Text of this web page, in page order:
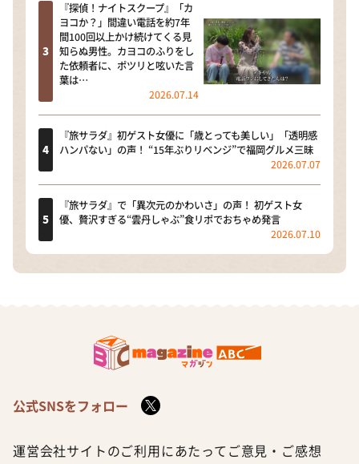
『探偵！ナイトスクープ』「カ
ヨコか？」間違い電話を約7年
間100回以上かけ続けてくる見
知らぬ男性。カヨコのふりをし
た依頼者に、ポツリと呟いた言
葉は…
2026.07.14
『旅サラダ』初ゲスト女優に「歳とっても美しい」「透明感
ハンパない」の声！ “15年ぶりリベンジ”で福岡グルメ三昧
2026.07.07
『旅サラダ』で「異次元のかわいさ」の声！ 初ゲスト女
優、贅沢すぎる“雲丹しゃぶ”食リポでおちゃめ発言
2026.07.10
公式SNSをフォロー
運営会社サイトのご利用にあたって ご意見・ご感想